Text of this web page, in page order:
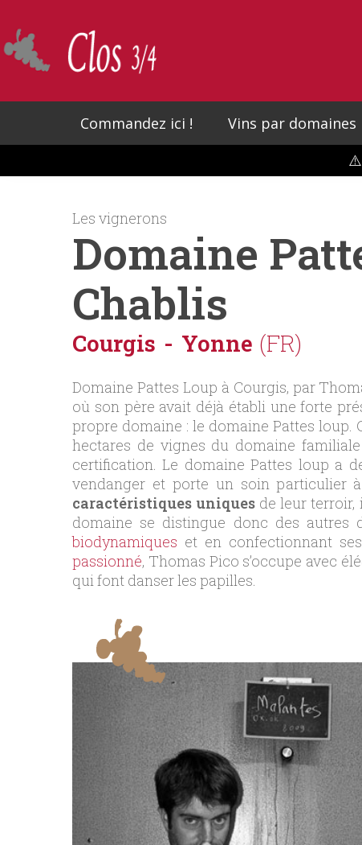
main
content
Commandez ici ! Vins par domaines
⚠️
Les vignerons
Domaine
Chablis
Courgis Yonne (FR)
Domaine Pattes Loup à Courgis, par
où son père avait déjà établi une forte
propre domaine : le domaine Pattes loup.
hectares de vignes du domaine
certification. Le domaine Pattes loup a
vendanger et porte un soin particulier
caractéristiques uniques de leur terroir,
domaine se distingue donc des autres
biodynamiques et en confectionnant
passionné, Thomas Pico s’occupe avec
qui font danser les papilles.